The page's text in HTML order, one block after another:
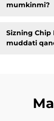
mumkinmi?
Sizning
muddati